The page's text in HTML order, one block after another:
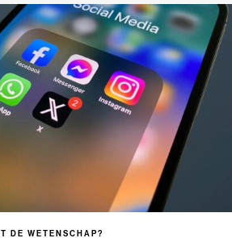
DE WETENSCHAP?